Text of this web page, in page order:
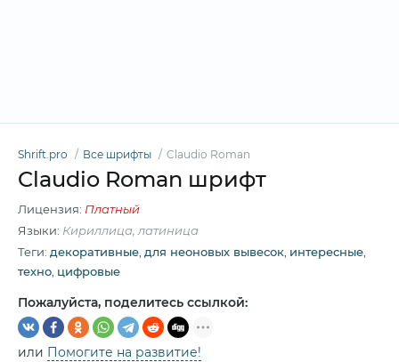
Shrift.pro Все шрифты Claudio Roman
Claudio Roman шрифт
Лицензия: Платный
Языки: Кириллица, латиница
Теги: декоративные для неоновых вывесок интересные
техно цифровые
Пожалуйста, поделитесь ссылкой:
или Помогите на развитие!